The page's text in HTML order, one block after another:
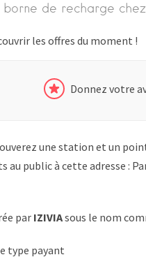
borne de recharge chez
les offres du moment !
Donnez votre
une station et un
au public à cette adresse :
par IZIVIAsous le nom
type payant